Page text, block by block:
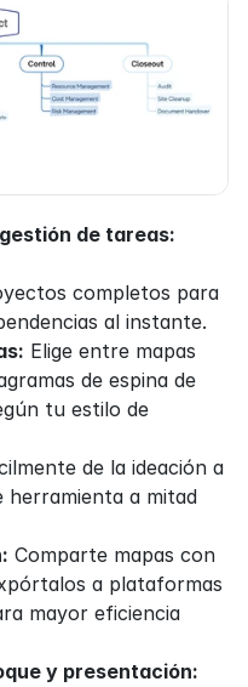
de tareas:
completos para
al instante.
Elige entre mapas
de espina de
tu estilo de
de la ideación a
herramienta a mitad
Comparte mapas con
a plataformas
mayor eficiencia
y presentación: